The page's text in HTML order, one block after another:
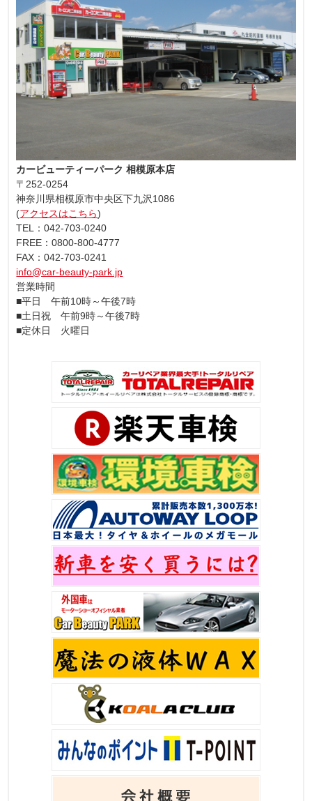
カービューティーパーク 相模原本店
〒252-0254
神奈川県相模原市中央区下九沢1086
(アクセスはこちら)
TEL：042-703-0240
FREE：0800-800-4777
FAX：042-703-0241
info@car-beauty-park.jp
営業時間
■平日 午前10時～午後7時
■土日祝 午前9時～午後7時
■定休日 火曜日